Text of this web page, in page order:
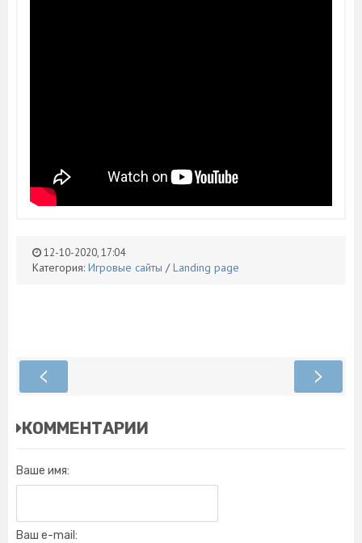
12-10-2020, 17:04
Категория: Игровые сайты /Landing page
КОММЕНТАРИИ
Ваше имя:
Ваш e-mail: